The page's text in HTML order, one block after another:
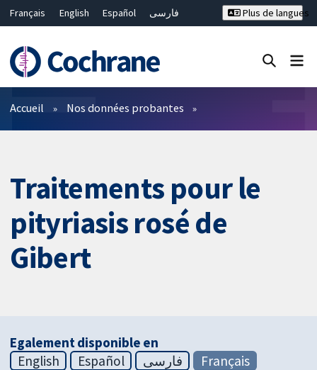
Français English Español
فارسی
Bahasa Malaysia
ไทย
繁體中文
简体中文
Plus de langues
Filtres
Accueil Nos données probantes
Traitements pour le
pityriasis rosé de
Gibert
Egalement disponible en
English
Español فارسی
Français